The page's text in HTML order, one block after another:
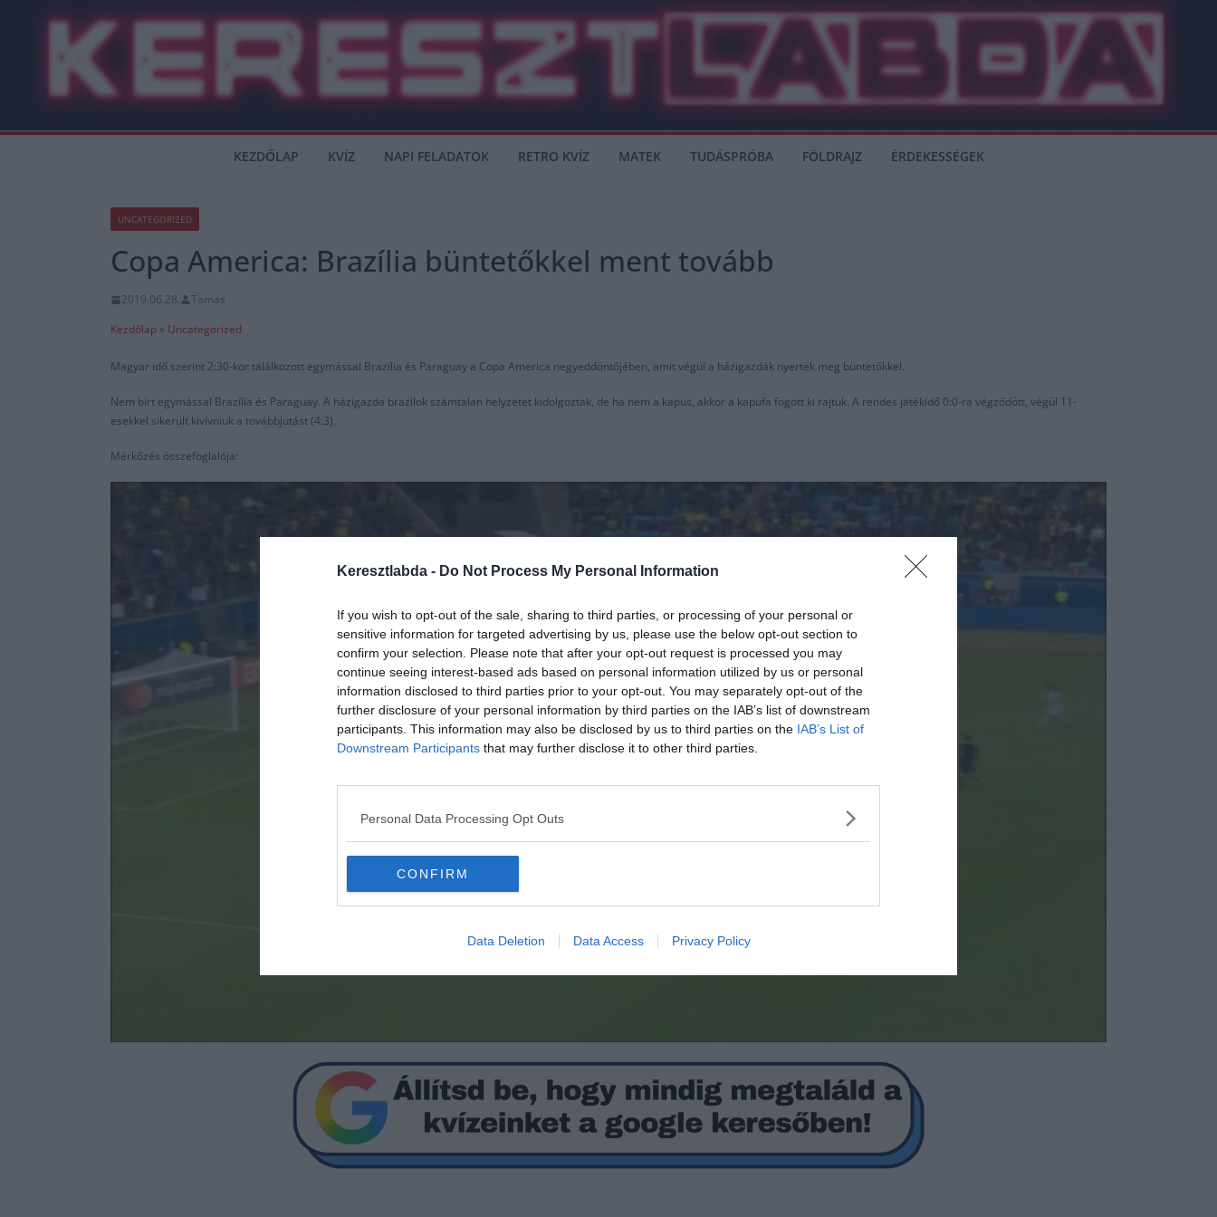
Keresztlabda - Do Not Process My Personal Information
If you wish to opt-out of the sale, sharing to third parties, or processing of your personal or
sensitive information for targeted advertising by us, please use the below opt-out section to
confirm your selection. Please note that after your opt-out request is processed you may
continue seeing interest-based ads based on personal information utilized by us or personal
information disclosed to third parties prior to your opt-out. You may separately opt-out of the
further disclosure of your personal information by third parties on the IAB’s list of downstream
participants. This information may also be disclosed by us to third parties on the IAB’s List of
Downstream Participants that may further disclose it to other third parties.
Personal Data Processing Opt Outs
CONFIRM
Data Deletion Data Access Privacy Policy
KEZDŐLAP KVÍZ NAPI FELADATOK RETRO KVÍZ MATEK TUDÁSPRÓBA FÖLDRAJZ ÉRDEKESSÉGEK
UNCATEGORIZED
Copa America: Brazília büntetőkkel ment tovább
2019.06.28.
Tamas
Kezdőlap » Uncategorized
Magyar idő szerint 2:30-kor találkozott egymással Brazília és Paraguay a Copa America negyeddöntőjében, amit végül a házigazdák nyertek meg büntetőkkel.
Nem bírt egymással Brazília és Paraguay. A házigazda brazilok számtalan helyzetet kidolgoztak, de ha nem a kapus, akkor a kapufa fogott ki rajtuk. A rendes játékidő 0:0-ra végződött, végül 11-
esekkel sikerült kivívniuk a továbbjutást (4:3).
Mérkőzés összefoglalója: